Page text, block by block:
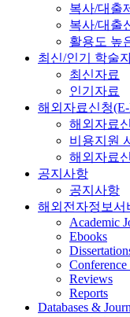
복사/대출
복사/대출
활용도 높
최신/인기 학술
최신자료
인기자료
해외자료신청
해외자료
비용지원
해외자료
공지사항
공지사항
해외전자정보서
Academic
Ebooks
Reviews
Reports
Databases &